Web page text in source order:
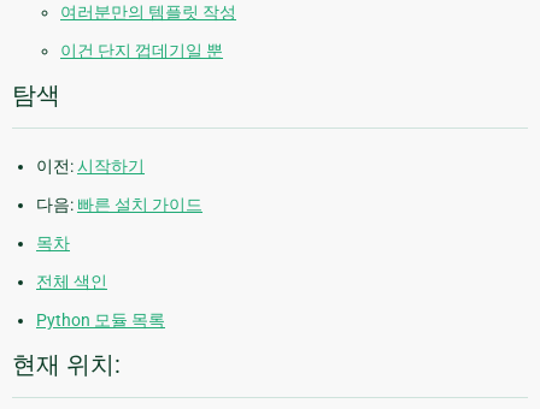
여러분만의 템플릿 작성
이건 단지 껍데기일 뿐
탐색
이전:시작하기
다음: 빠른 설치 가이드
목차
전체 색인
Python 모듈 목록
현재 위치: